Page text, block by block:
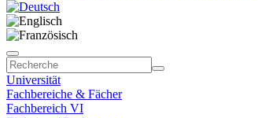
Universität
Fachbereiche & Fächer
Fachbereich VI